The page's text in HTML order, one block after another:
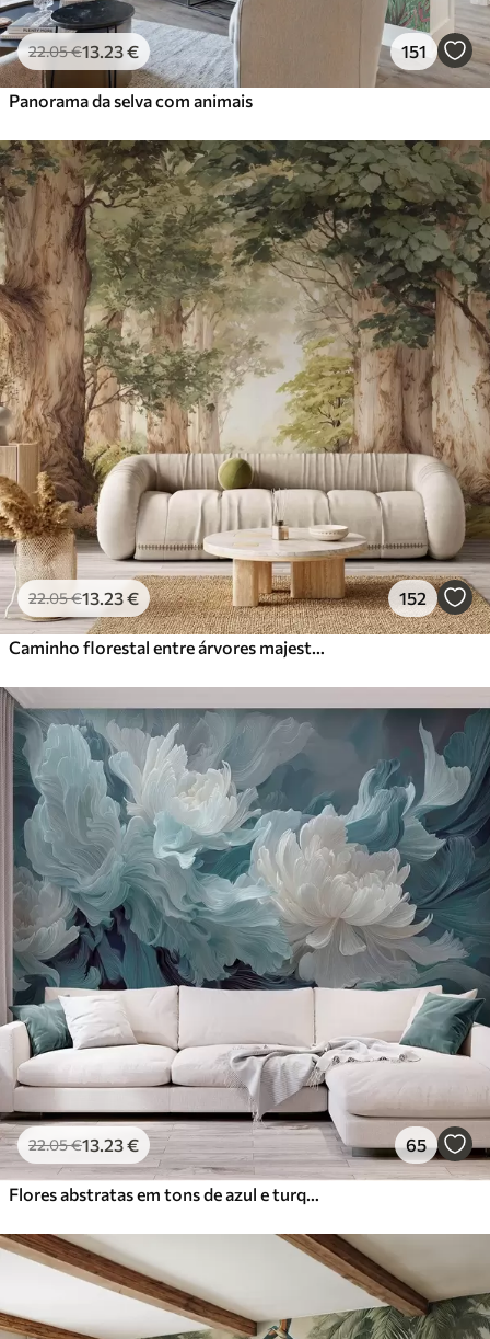
22.05€13 .23€ 151
Panorama da selva com animais
22.05€13 .23€ 152
22.05€13 .23€ 65